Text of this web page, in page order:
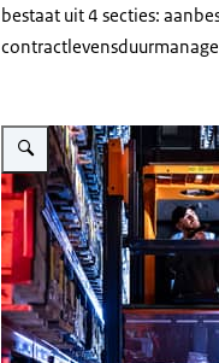
bestaat uit 4 secties:
Vergroot afbeelding Een